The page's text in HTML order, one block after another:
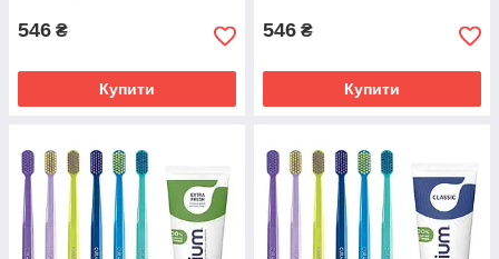
Sensitive+White відбілювання чутливих зубів
при гіперчутливості емалі та наявності
стоматологічних захворювань.
Більше товарів
546 ₴
Купити
546 ₴
Купити